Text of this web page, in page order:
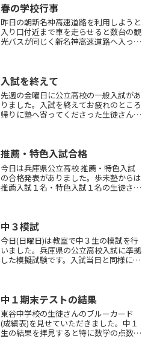
したの...
春の学校行事
昨日の朝新名神高速道路を利用しようと
入り口付近まで車を走らせると数台の観
光バスが同じく新名神高速道路へ入って
◯◯くん、乗ってるかな？◯...
入試を終えて
先週の金曜日に公立高校の一般入試があ
りました。入試を終えてお疲れのところ
帰りに塾へ寄ってくださった生徒さんが
ンスタのDMでも...
推薦・特色入試合格
今日は兵庫県公立高校 推薦・特色入試
の合格発表がありました。歩未塾からは
推薦入試１名・特色入試１名の生徒さん
く頑張られましたし内申点...
中３模試
今日(日曜日)は教室で中３生の模試を行
いました。兵庫県の公立高校入試に準拠
した模擬試験です。入試当日と同様に国
位・偏差値などがわか...
中１期末テストの結果
東谷中学校の生徒さんのブルーカード
(成績表)を見せていただきました。中１
生の結果を拝見すると特に数学の点数が